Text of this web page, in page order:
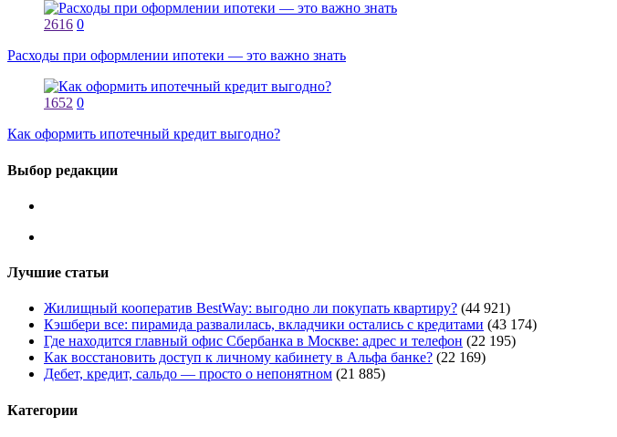
2616 0
Расходы при оформлении ипотеки — это важно знать
1652 0
Как оформить ипотечный кредит выгодно?
Выбор редакции
Лучшие статьи
Жилищный кооператив BestWay: выгодно ли покупать квартиру? (44 921)
Кэшбери все: пирамида развалилась, вкладчики остались с кредитами (43 174)
Где находится главный офис Сбербанка в Москве: адрес и телефон (22 195)
Как восстановить доступ к личному кабинету в Альфа банке? (22 169)
Дебет, кредит, сальдо — просто о непонятном (21 885)
Категории